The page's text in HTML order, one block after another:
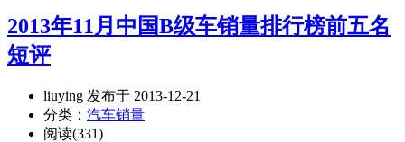
2013年11月中国B级车销量排行榜前五名
短评
liuying 发布于 2013-12-21
分类： 汽车销量
阅读(331)